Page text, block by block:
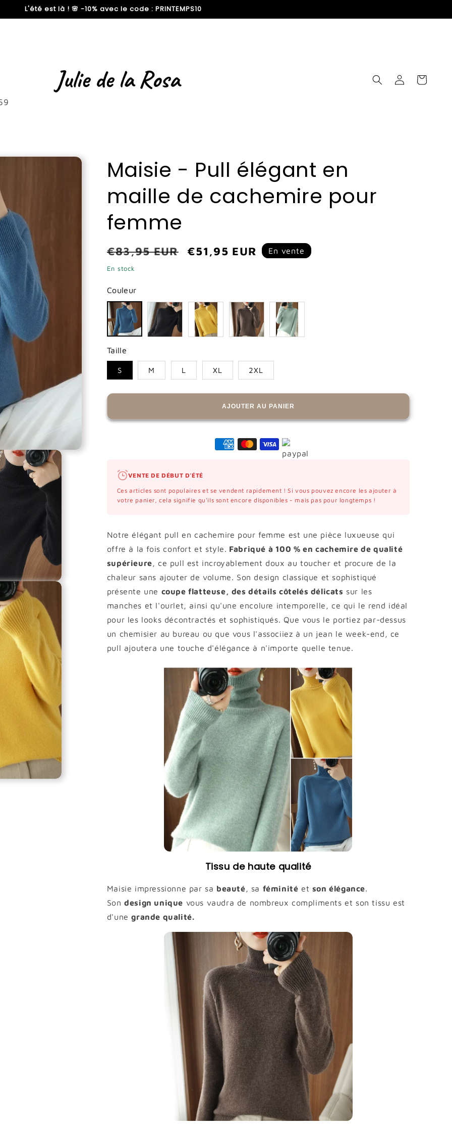
L'été est là ! 🌸 -10% avec le code : PRINTEMPS10
ConnexionPanier
Maisie - Pull élégant en
maille de cachemire pour
femme
Prix
habituel
€83,95 EUR
Prix
€51,95 EUR En vente
En stock
Couleur
Taille
S M L XL 2XL
AJOUTER AU PANIER
VENTE DE DÉBUT D'ÉTÉ
Ces articles sont populaires et se vendent rapidement ! Si vous pouvez encore les ajouter à
votre panier, cela signifie qu'ils sont encore disponibles - mais pas pour longtemps !
Notre élégant pull en cachemire pour femme est une pièce luxueuse qui
offre à la fois confort et style. Fabriqué à 100 % en cachemire de qualité
supérieure, ce pull est incroyablement doux au toucher et procure de la
chaleur sans ajouter de volume. Son design classique et sophistiqué
présente une coupe flatteuse, des détails côtelés délicats sur les
manches et l'ourlet, ainsi qu'une encolure intemporelle, ce qui le rend idéal
pour les looks décontractés et sophistiqués. Que vous le portiez par-dessus
un chemisier au bureau ou que vous l'associiez à un jean le week-end, ce
pull ajoutera une touche d'élégance à n'importe quelle tenue.
Tissu de haute qualité
Maisie impressionne par sa beauté, sa féminité et son élégance.
Son design unique vous vaudra de nombreux compliments et son tissu est
d'une grande qualité.